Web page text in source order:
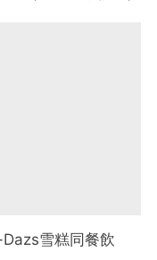
雪糕同餐飲